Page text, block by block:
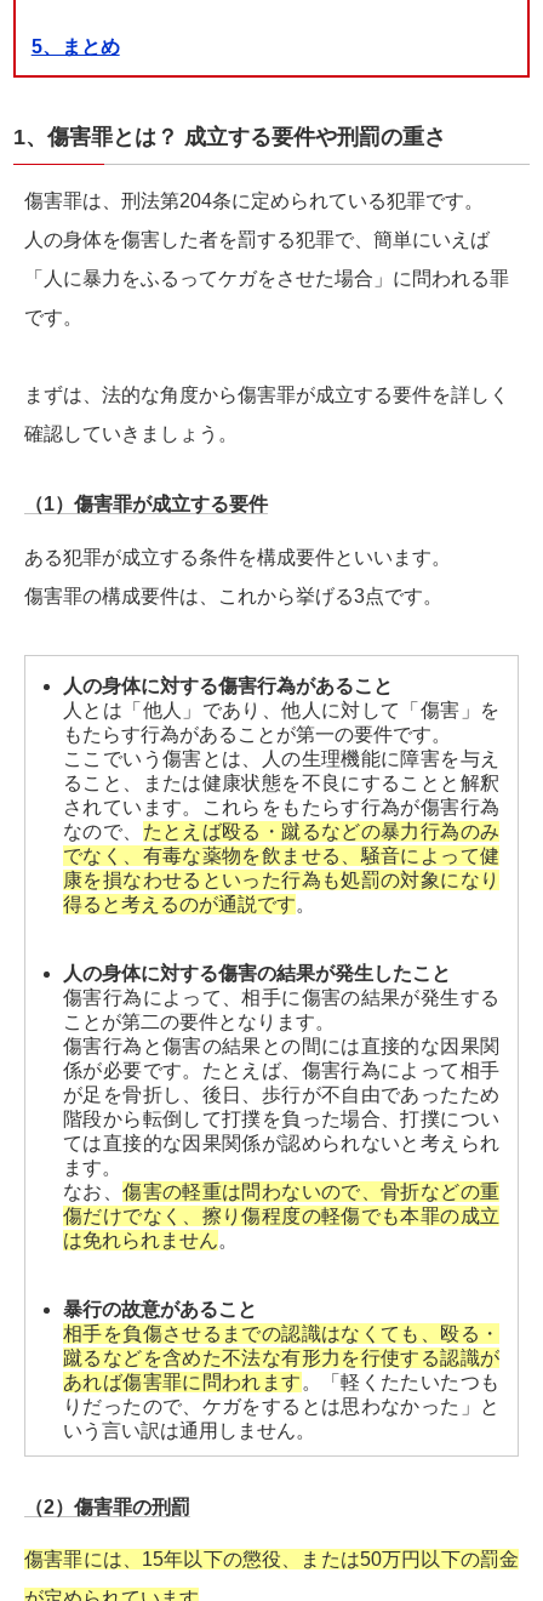
5、まとめ
1、傷害罪とは？ 成立する要件や刑罰の重さ
傷害罪は、刑法第204条に定められている犯罪です。
人の身体を傷害した者を罰する犯罪で、簡単にいえば
「人に暴力をふるってケガをさせた場合」に問われる罪
です。
まずは、法的な角度から傷害罪が成立する要件を詳しく
確認していきましょう。
（1）傷害罪が成立する要件
ある犯罪が成立する条件を構成要件といいます。
傷害罪の構成要件は、これから挙げる3点です。
人の身体に対する傷害行為があること
人とは「他人」であり、他人に対して「傷害」を
もたらす行為があることが第一の要件です。
ここでいう傷害とは、人の生理機能に障害を与え
ること、または健康状態を不良にすることと解釈
されています。これらをもたらす行為が傷害行為
なので、 たとえば殴る・蹴るなどの暴力行為のみ
でなく、有毒な薬物を飲ませる、騒音によって健
康を損なわせるといった行為も処罰の対象になり
得ると考えるのが通説です。
人の身体に対する傷害の結果が発生したこと
傷害行為によって、相手に傷害の結果が発生する
ことが第二の要件となります。
傷害行為と傷害の結果との間には直接的な因果関
係が必要です。たとえば、傷害行為によって相手
が足を骨折し、後日、歩行が不自由であったため
階段から転倒して打撲を負った場合、打撲につい
ては直接的な因果関係が認められないと考えられ
ます。
なお、傷害の軽重は問わないので、骨折などの重
傷だけでなく、擦り傷程度の軽傷でも本罪の成立
は免れられません。
暴行の故意があること
相手を負傷させるまでの認識はなくても、殴る・
蹴るなどを含めた不法な有形力を行使する認識が
あれば傷害罪に問われます 。「軽くたたいたつも
りだったので、ケガをするとは思わなかった」と
いう言い訳は通用しません。
（2）傷害罪の刑罰
傷害罪には、15年以下の懲役、または50万円以下の罰金